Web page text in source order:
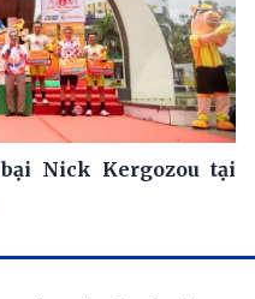
Nick Kergozou tại